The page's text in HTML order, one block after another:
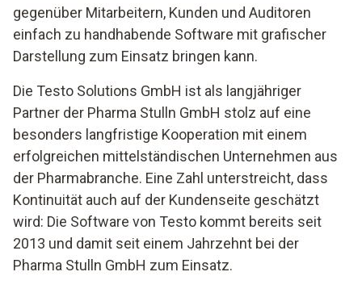
gegenüber Mitarbeitern, Kunden und Auditoren
einfach zu handhabende Software mit grafischer
Darstellung zum Einsatz bringen kann.
Die Testo Solutions GmbH ist als langjähriger
Partner der Pharma Stulln GmbH stolz auf eine
besonders langfristige Kooperation mit einem
erfolgreichen mittelständischen Unternehmen aus
der Pharmabranche. Eine Zahl unterstreicht, dass
Kontinuität auch auf der Kundenseite geschätzt
wird: Die Software von Testo kommt bereits seit
2013 und damit seit einem Jahrzehnt bei der
Pharma Stulln GmbH zum Einsatz.